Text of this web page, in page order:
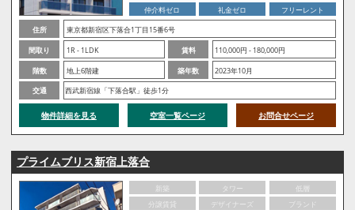
仲介料ゼロ
礼金ゼロ
フリーレント
住所
東京都新宿区下落合1丁目15番6号
間取り
1R - 1LDK 賃料
110,000円 - 180,000円
階数
地上6階建 築年数
2023年10月
交通
西武新宿線「下落合駅」徒歩1分
物件詳細を見る 空室一覧ページ お問合せページ
プライムブリス新宿上落合
新築 タワー
低層
分譲賃貸
デザイナーズ
ブランド